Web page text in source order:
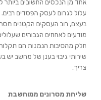
אחד מן הנכסים החשובים
עלול לגרום לעסק הפסדים רבים.
בעצם, רוב העסקים הקטנים
מודעים לאחוזים הגבוהים
חלק מהסיבות הנמנות הם תקלות
שירותי גיבוי בענן של מחשב
צריך.
שליחת מסרונים ממוחשבת